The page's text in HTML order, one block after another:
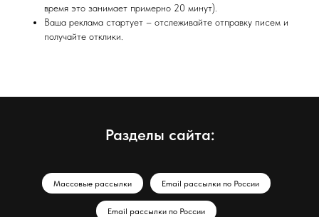
время это занимает примерно 20 минут).
Ваша реклама стартует – отслеживайте отправку писем и
получайте отклики.
Разделы сайта:
Массовые рассылки Email рассылки по России
Email рассылки по России